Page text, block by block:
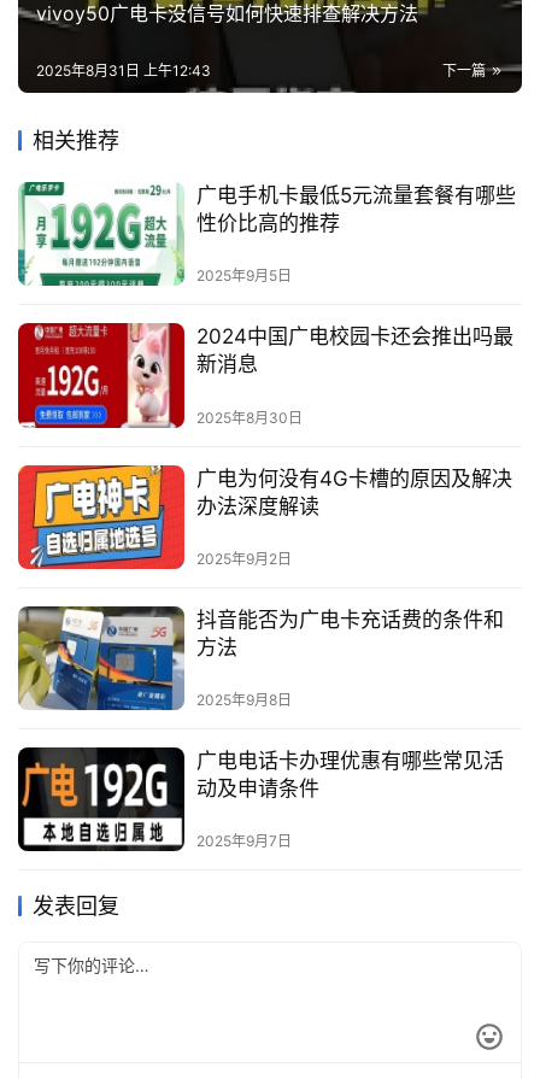
vivoy50广电卡没信号如何快速排查解决方法
下一篇
2025年8月31日 上午12:43
相关推荐
广电手机卡最低5元流量套餐有哪些
性价比高的推荐
2025年9月5日
2024中国广电校园卡还会推出吗最
新消息
2025年8月30日
广电为何没有4G卡槽的原因及解决
办法深度解读
2025年9月2日
抖音能否为广电卡充话费的条件和
方法
2025年9月8日
广电电话卡办理优惠有哪些常见活
动及申请条件
2025年9月7日
发表回复